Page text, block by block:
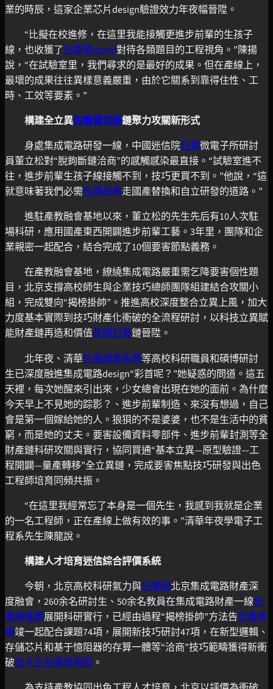
業的時辰，這家企業芯片design驗證效力年夜幅晉陞。
“比擬在校進修，在這里我能接觸更進步前輩的生孩子
線，也收獲了包養網dcard對待各類題目的工程視角。”陳揚
說，“在試驗室里，我們尋求的是最好的成果。但在產線上，
最壞的成果往往異樣意義嚴重，由於它關系到靠得住性、工
時、工效等要素。”
構建全立異包養留言板鏈聚力攻關新形式
身處集成電路研發一線，中國迷信院包養微電子所研討
員董立松對“脫鉤斷鏈洽商”的感觸感染最直接。“試驗室進不
往，進步前輩生孩子線接觸不到，技巧更買不到。”他說，“這
就意味著我們必需包養故事走國產替換和自立研發的道路。”
進駐產教融會基地以來，董立松的先生先后有10人次駐
場科研，應用國產東西開闢進步前輩工藝。3年里，團隊和企
業親密一起配合，結合完成了10個要害節點義務。
在產教融會基地，繚繞集成電路嚴重需乞降要害個性題
目，北京支撐高校師生與企業技巧總師團隊組建結合攻關小
組，完成雙向“揭榜掛帥”。推進高校深度整合立異上風，加大
力度基本實際到技巧財產化衝破的全流程研討，以科技立異賦
能財產鏈再造和價值長期包養鏈晉陞。
北年夜、清華包養網車馬費等高校科研職員和碩博研討
生已深度融進集成電路design“彩首呢？”她疑惑的問道。這五
天裡，每次她醒來引出來，少女總會出現在她的面前。為什麼
今天早上不見她的踪影？、進步前輩制造、來沒有想過，自己
會是第一個嫁給她的人。狼狽的不是婆婆，也不是生活中的貧
窮，而是她的丈夫。要害設備資料零部件、進步前輩封測等全
財產鏈科研攻關與實行，協同買通“基本立異—原型驗證—工
程開闢—量產轉移”全立異鏈，完成要害焦點技巧研發與出色
工程師培育同頻共振。
“在這里我經常忘了本身是一個先生，我感到我就是企業
的一名工程師，正在產線上做有效的事。”清華年夜學電子工
程系先生陳龍說。
構建人才培育迷信綜合評價系統
今朝，北京高校科研氣力與包養網北京集成電路財產深
度融會，260余名研討生、50余名教員在集成電路財產一線包
養網推薦展開科研實行，已經由過程“揭榜掛帥”方法告包養情
婦竣一起配合課題74項，展開新技巧研討47項，在新型邏輯、
存儲芯片和基于憶阻器的存算一體等“洽商”技巧範疇獲得新衝
破女大生包養俱樂部 。